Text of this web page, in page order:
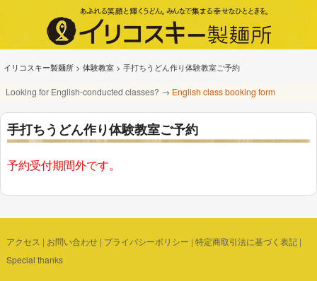
イリコスキー製麺所 > 体験教室 > 手打ちうどん作り体験教室ご予約
Looking for English-conducted classes? → English class booking form
手打ちうどん作り体験教室ご予約
予約受付期間外です。
アクセス | お問い合わせ| プライバシーポリシー | 特定商取引法に基づく表記|
Special thanks